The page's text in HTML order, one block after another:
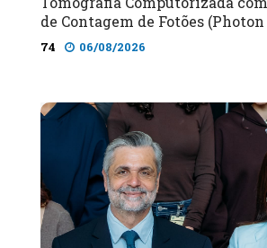
de Contagem de Fotões
74 06/08/2026